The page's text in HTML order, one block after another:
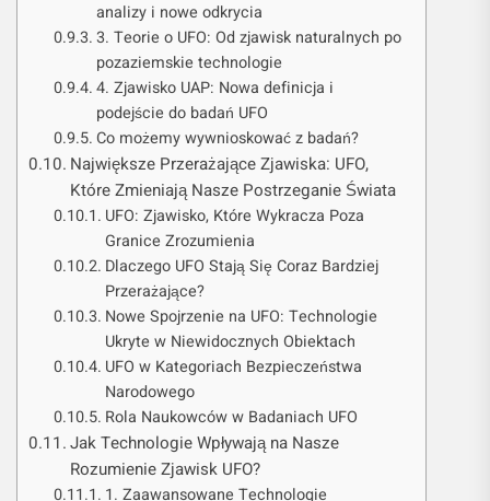
analizy i nowe odkrycia
3. Teorie o UFO: Od zjawisk naturalnych po
pozaziemskie technologie
4. Zjawisko UAP: Nowa definicja i
podejście do badań UFO
Co możemy wywnioskować z badań?
Największe Przerażające Zjawiska: UFO,
Które Zmieniają Nasze Postrzeganie Świata
UFO: Zjawisko, Które Wykracza Poza
Granice Zrozumienia
Dlaczego UFO Stają Się Coraz Bardziej
Przerażające?
Nowe Spojrzenie na UFO: Technologie
Ukryte w Niewidocznych Obiektach
UFO w Kategoriach Bezpieczeństwa
Narodowego
Rola Naukowców w Badaniach UFO
Jak Technologie Wpływają na Nasze
Rozumienie Zjawisk UFO?
1. Zaawansowane Technologie